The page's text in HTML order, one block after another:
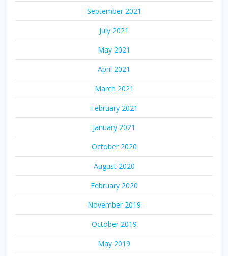
September 2021
July 2021
May 2021
April 2021
March 2021
February 2021
January 2021
October 2020
August 2020
February 2020
November 2019
October 2019
May 2019